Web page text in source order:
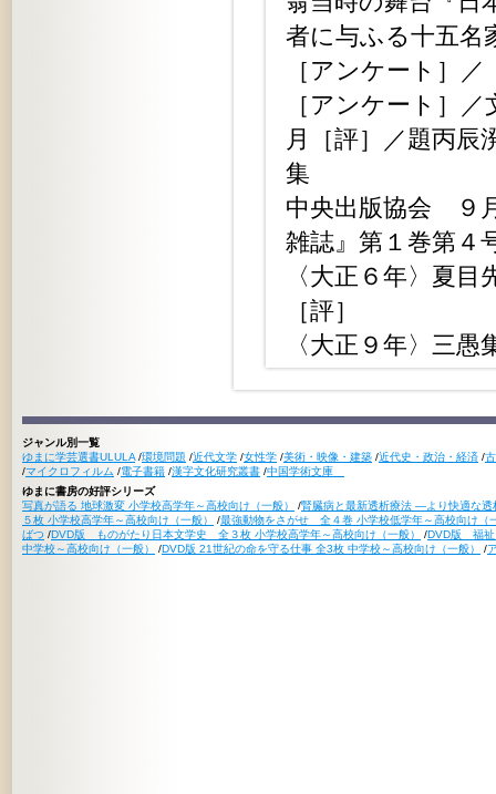
者に与ふる十五
［アンケート］
［アンケート］
月［評］／題丙
集
中央出版協会 ９
雑誌』第１巻第
〈大正６年〉夏
［評］
〈大正９年〉三
ジャンル別一覧
ゆまに学芸選書ULULA /環境問題 /近代文学 /女性学 /美術・映像・建築 /近代史・政治・経済 /
/マイクロフィルム /電子書籍 /漢字文化研究叢書 /中国学術文庫
ゆまに書房の好評シリーズ
写真が語る 地球激変 小学校高学年～高校向け（一般）
/腎臓病と最新透析療法 ―より快適な
５枚 小学校高学年～高校向け（一般）
/最強動物をさがせ 全４巻 小学校低学年～高校向け（
ばつ /DVD版 ものがたり日本文学史 全３枚 小学校高学年～高校向け（一般） /DVD版 福祉
中学校～高校向け（一般）
/DVD版 21世紀の命を守る仕事 全3枚 中学校～高校向け（一般） /